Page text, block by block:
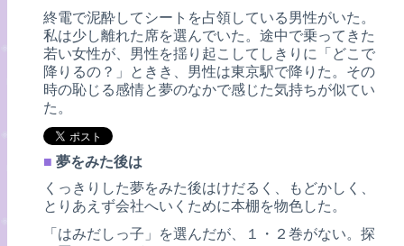
終電で泥酔してシートを占領している男性がいた。
私は少し離れた席を選んでいた。途中で乗ってきた
若い女性が、男性を揺り起こしてしきりに「どこで
降りるの？」ときき、男性は東京駅で降りた。その
時の恥じる感情と夢のなかで感じた気持ちが似てい
た。
■ 夢をみた後は
くっきりした夢をみた後はけだるく、もどかしく、
とりあえず会社へいくために本棚を物色した。
「はみだしっ子」を選んだが、１・２巻がない。探